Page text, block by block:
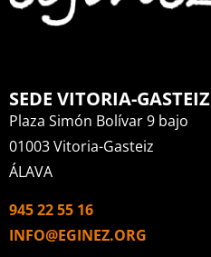
SEDE VITORIA-GASTEIZ
Plaza Simón Bolívar 9 bajo
01003 Vitoria-Gasteiz
ÁLAVA
945 22 55 16
INFO@EGINEZ.ORG